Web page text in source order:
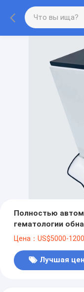
Полностью
гематологии
теста HbA1c
Цена：US$5000-
Лучшая